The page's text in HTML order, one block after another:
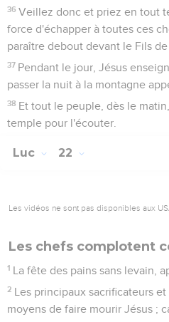
36 Veillez donc et priez en tout
force d'échapper à toutes ces
paraître debout devant le Fils de
37 Pendant le jour, Jésus
passer la nuit à la montagne
38 Et tout le peuple, dès le
temple pour l'écouter.
Luc 22
Les vidéos ne sont pas disponibles aux
Les chefs complotent
1 La fête des pains sans levain,
2 Les principaux sacrificateurs
moyens de faire mourir Jésus ;